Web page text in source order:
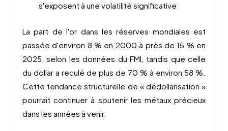
s'exposent à une volatilité significative
La part de l'or dans les réserves mondiales est
passée d'environ 8 % en 2000 à près de 15 % en
2025, selon les données du FMI, tandis que celle
du dollar a reculé de plus de 70 % à environ 58 %.
Cette tendance structurelle de « dédollarisation »
pourrait continuer à soutenir les métaux précieux
dans les années à venir.